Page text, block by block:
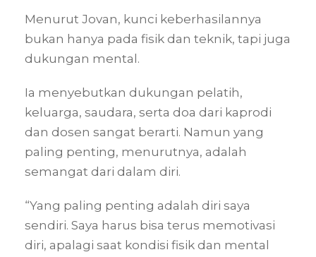
Menurut Jovan, kunci keberhasilannya
bukan hanya pada fisik dan teknik, tapi juga
dukungan mental.
Ia menyebutkan dukungan pelatih,
keluarga, saudara, serta doa dari kaprodi
dan dosen sangat berarti. Namun yang
paling penting, menurutnya, adalah
semangat dari dalam diri.
“Yang paling penting adalah diri saya
sendiri. Saya harus bisa terus memotivasi
diri, apalagi saat kondisi fisik dan mental